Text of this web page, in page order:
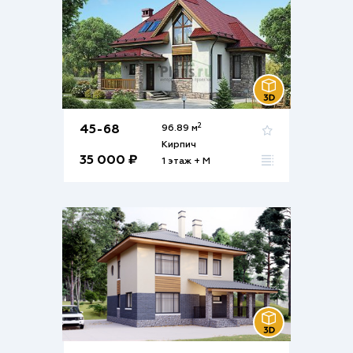
45-68
35 000 ₽
96.89 м2
Кирпич
1 этаж + М